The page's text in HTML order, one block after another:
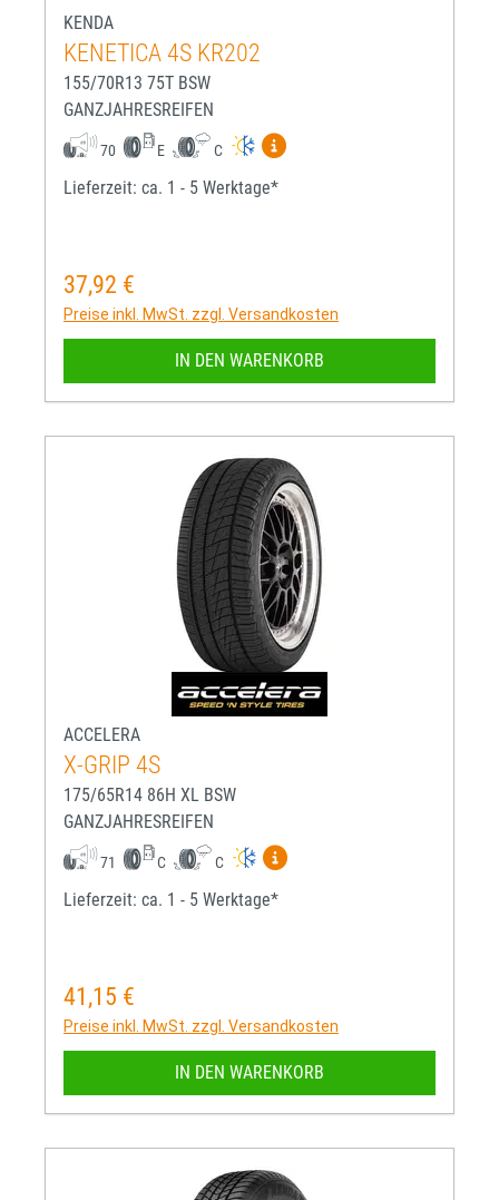
KENDA
KENETICA 4S KR202
155/70R13 75T BSW
GANZJAHRESREIFEN
70 E C
Mehr Informationen zum
Lieferzeit: ca. 1 - 5 Werktage*
Regulärer Preis:
37,92 €
Preise inkl. MwSt. zzgl. Versandkosten
IN DEN WARENKORB
ACCELERA
X-GRIP 4S
175/65R14 86H XL BSW
GANZJAHRESREIFEN
71 C C
Mehr Informationen zum
Lieferzeit: ca. 1 - 5 Werktage*
Regulärer Preis:
41,15 €
Preise inkl. MwSt. zzgl. Versandkosten
IN DEN WARENKORB